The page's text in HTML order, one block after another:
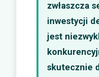
zwłaszcza
inwestycji
jest
skutecznie